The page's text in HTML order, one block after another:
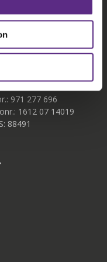
33
47 66 00
971 277 696
1612 07 14019
88491